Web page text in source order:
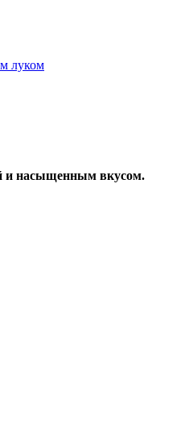
луком
и насыщенным вкусом.